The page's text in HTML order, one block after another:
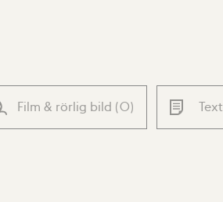
Film & rörlig bild (0) Text